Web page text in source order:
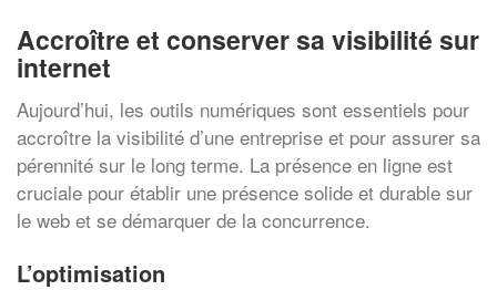
Accroître et conserver sa visibilité sur
internet
Aujourd’hui, les outils numériques sont essentiels pour
accroître la visibilité d’une entreprise et pour assurer sa
pérennité sur le long terme. La présence en ligne est
cruciale pour établir une présence solide et durable sur
le web et se démarquer de la concurrence.
L’optimisation